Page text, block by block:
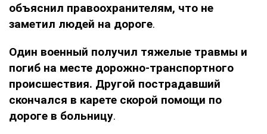
объяснил правоохранителям, что не
заметил людей на дороге.
Один военный получил тяжелые травмы и
погиб на месте дорожно-транспортного
происшествия. Другой пострадавший
скончался в карете скорой помощи по
дороге в больницу.